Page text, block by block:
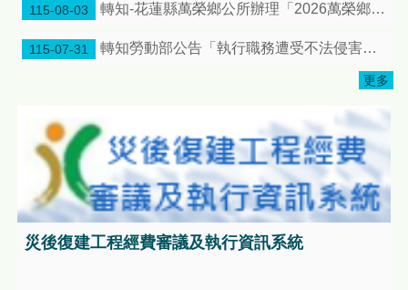
115-08-03 轉知-花蓮縣萬榮鄉公所辦理「2026萬榮鄉鄉長盃原住民傳統射箭邀請賽」日程更正案，惠請宣傳周知
115-07-31 轉知勞動部公告「執行職務遭受不法侵害預防指引」1份
更多
災後復建工程經費審議及執行資訊系統